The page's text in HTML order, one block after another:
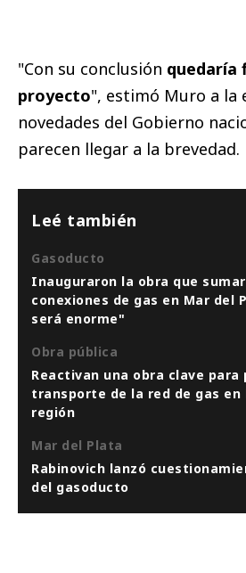
"Con su conclusión quedaría
proyecto", estimó Muro a la
novedades del Gobierno
parecen llegar a la brevedad.
Leé también
Gasoducto
Inauguraron la obra que
conexiones de gas en Mar del
será enorme"
Obra pública
Reactivan una obra clave
transporte de la red de gas en
región
Mar del Plata
Rabinovich lanzó
del gasoducto